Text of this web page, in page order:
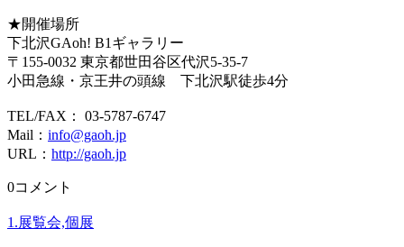
★開催場所
下北沢GAoh! B1ギャラリー
〒155-0032 東京都世田谷区代沢5-35-7
小田急線・京王井の頭線 下北沢駅徒歩4分
TEL/FAX： 03-5787-6747
Mail： info@gaoh.jp
URL： http://gaoh.jp
0コメント
1.展覧会,個展